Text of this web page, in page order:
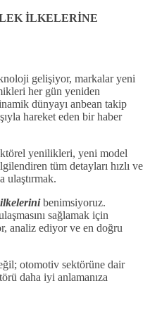
İLKELERİNE
gelişiyor, markalar yeni
her gün yeniden
dünyayı anbean takip
hareket eden bir haber
yenilikleri, yeni model
tüm detayları hızlı ve
ulaştırmak.
ilkelerinibenimsiyoruz.
sağlamak için
analiz ediyor ve en doğru
otomotiv sektörüne dair
daha iyi anlamanıza